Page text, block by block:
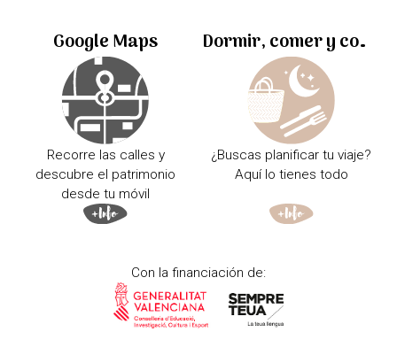
Google Maps
Recorre las calles y
descubre el patrimonio
desde tu móvil
Dormir, comer y comprar
¿Buscas planificar tu viaje?
Aquí lo tienes todo
Con la financiación de: